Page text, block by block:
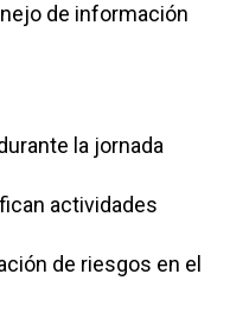
de información
la jornada
actividades
de riesgos en el